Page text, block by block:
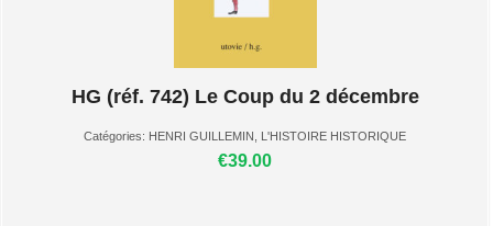
HG (réf. 742) Le Coup du 2 décembre
Catégories: HENRI GUILLEMIN L'HISTOIRE HISTORIQUE
€39.00